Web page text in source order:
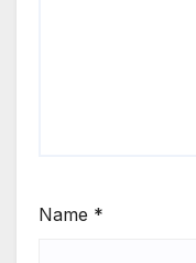
Name *